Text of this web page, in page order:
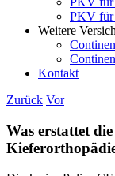
PKV für
Weitere
Kontakt
Zurück Vor
Was erstattet